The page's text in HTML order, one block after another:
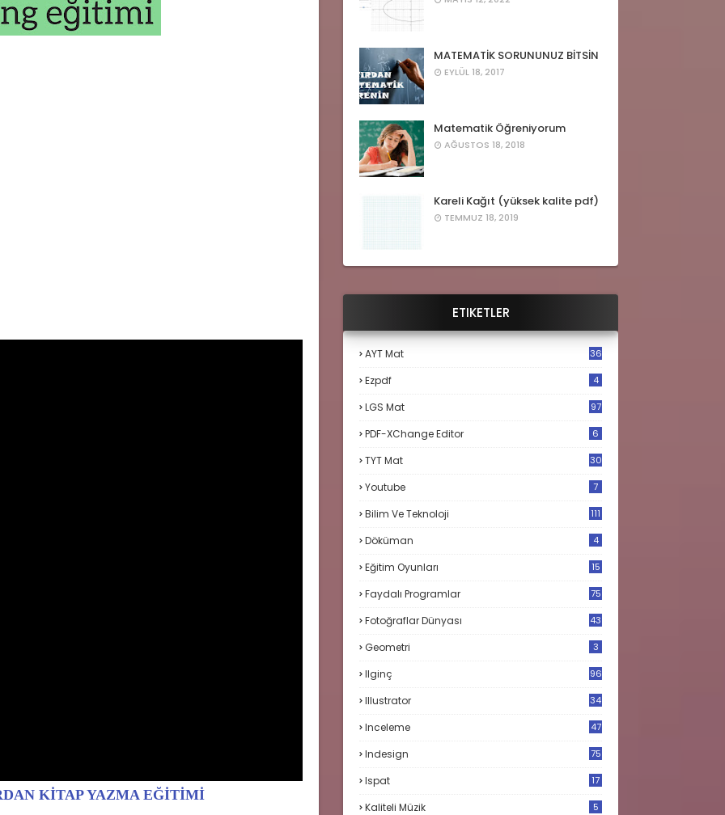
KİTAP YAZMA EĞİTİMİ
MATEMATİK SORUNUNUZ BİTSİN
EYLÜL 18, 2017
Matematik Öğreniyorum
AĞUSTOS 18, 2018
Kareli Kağıt (yüksek kalite pdf)
TEMMUZ 18, 2019
ETIKETLER
AYT Mat 36
Ezpdf 4
LGS Mat 97
PDF-XChange Editor 6
TYT Mat 30
Youtube 7
Bilim Ve Teknoloji 111
Döküman 4
Eğitim Oyunları 15
Faydalı Programlar 75
Fotoğraflar Dünyası 43
Geometri 3
Ilginç 96
Illustrator 34
Inceleme 47
Indesign 75
Ispat
17
Kaliteli Müzik 5